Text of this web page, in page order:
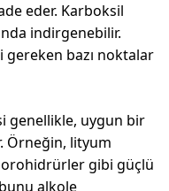
eder. Karboksil
indirgenebilir.
bazı noktalar
genellikle, uygun bir
Örneğin, lityum
gibi güçlü
alkole